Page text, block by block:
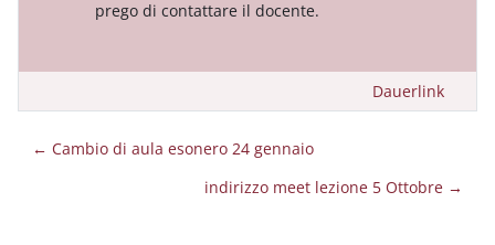
prego di contattare il docente.
Dauerlink
← Cambio di aula esonero 24 gennaio
indirizzo meet lezione 5 Ottobre →